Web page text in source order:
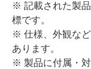
※ 記載された製
標です。
※ 仕様、外観な
あります。
※ 製品に付属・対